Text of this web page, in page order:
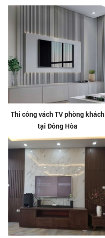
Thi công vách TV phòng khách
tại Đông Hòa